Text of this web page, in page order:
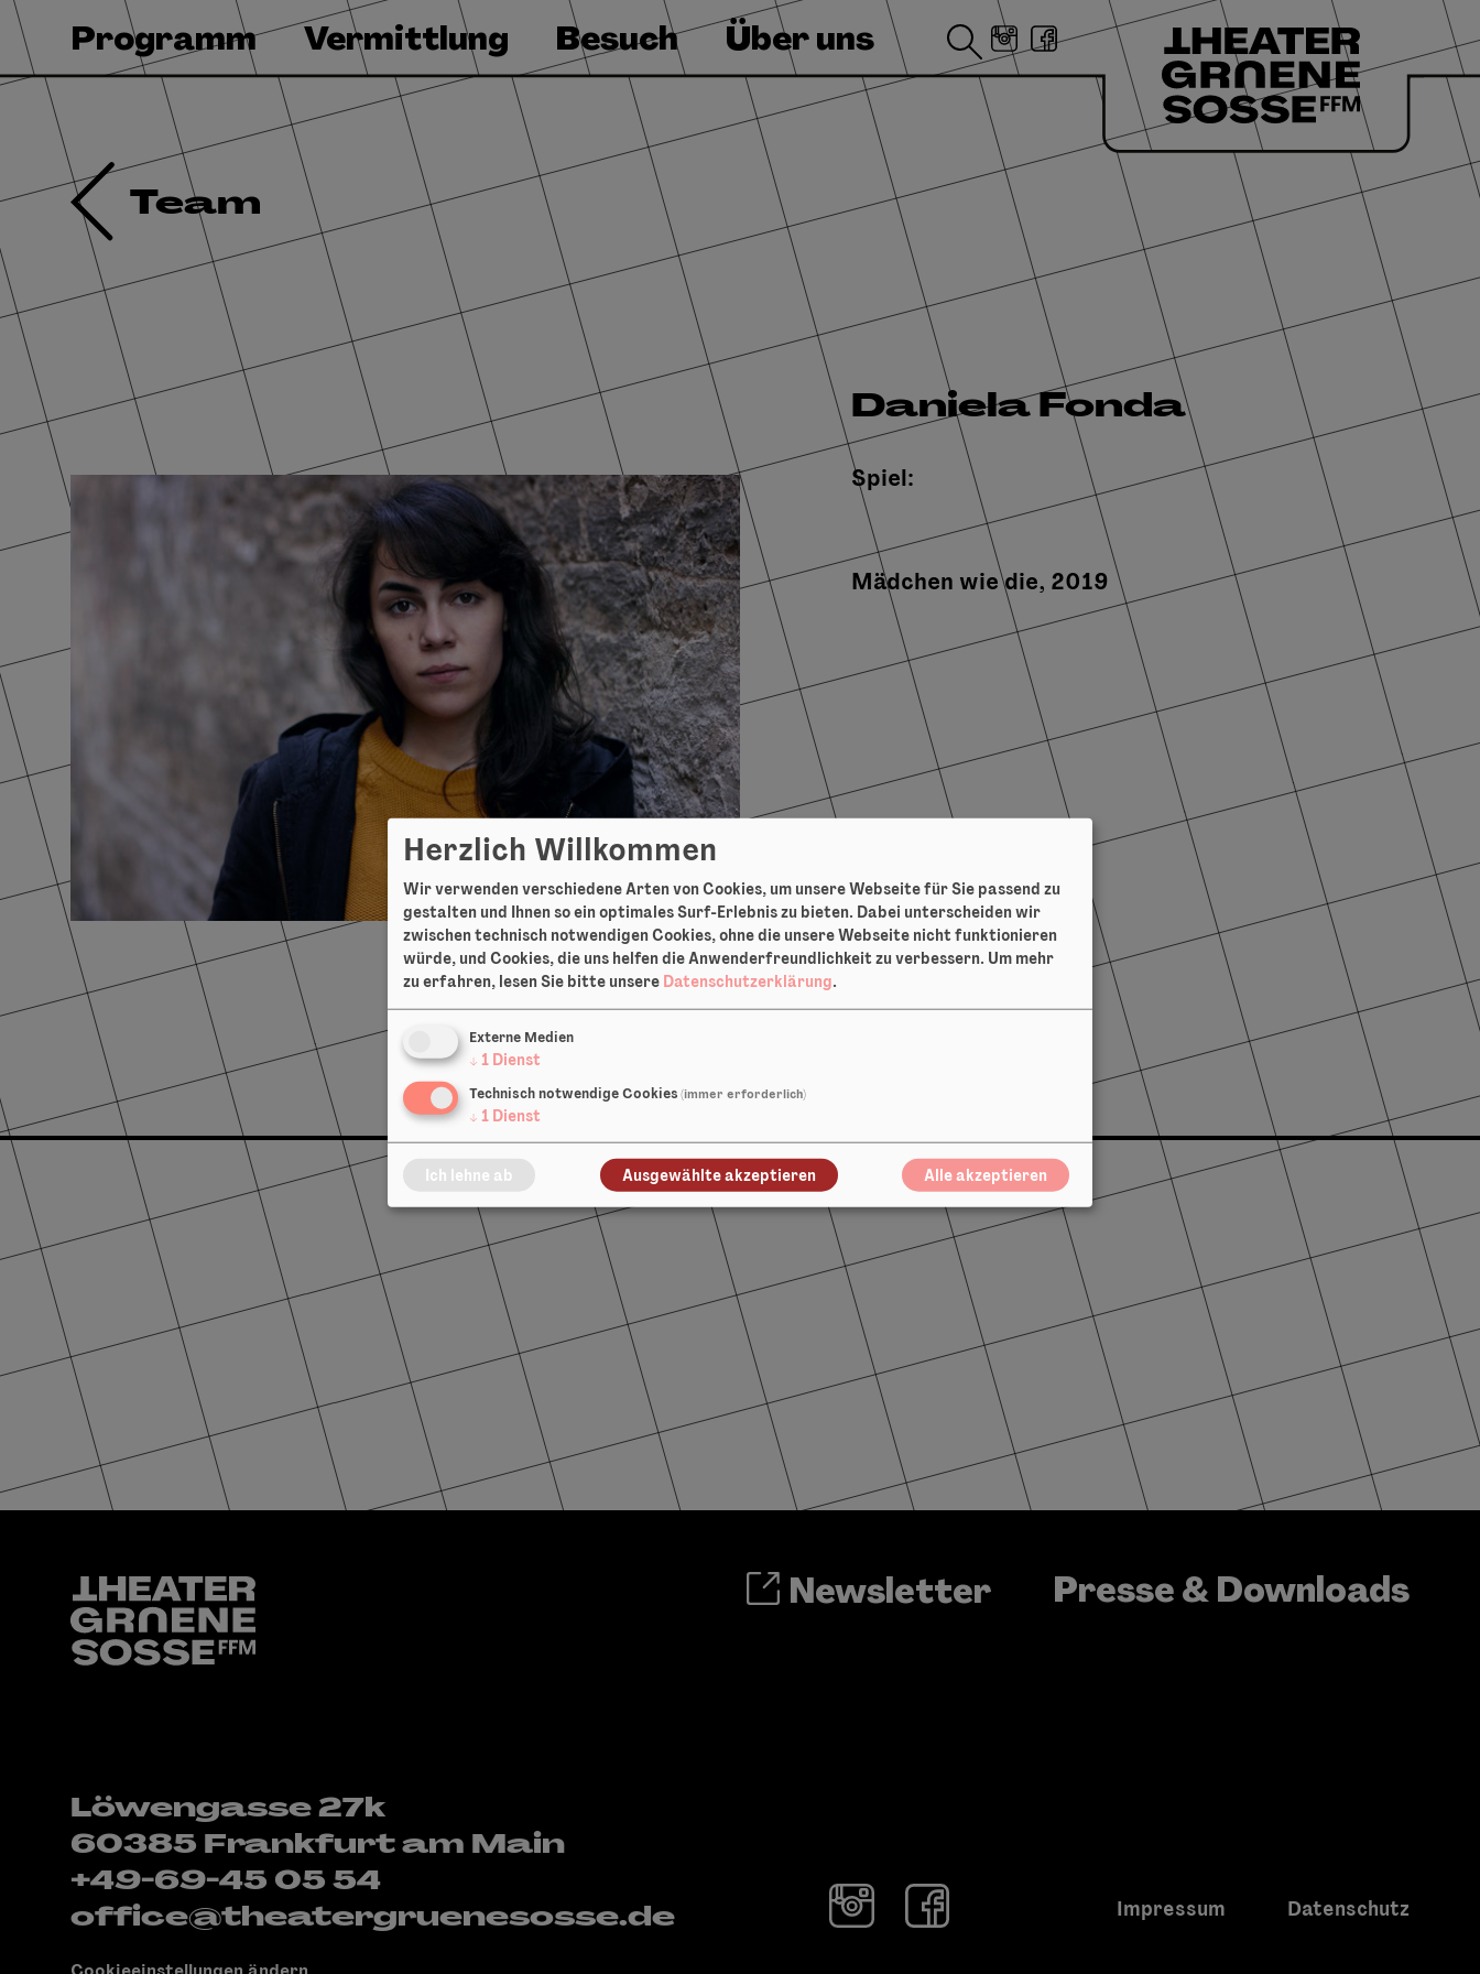
Programm Vermittlung Besuch Über uns
Team
Daniela Fonda
Spiel:
Mädchen wie die, 2019
Presse & Downloads
Newsletter
Löwengasse 27k
60385 Frankfurt am Main
+49-69-45 05 54
office@theatergruenesosse.de
Impressum Datenschutz
Herzlich Willkommen
Wir verwenden verschiedene Arten von Cookies, um unsere Webseite für Sie passend zu
gestalten und Ihnen so ein optimales Surf-Erlebnis zu bieten. Dabei unterscheiden wir
zwischen technisch notwendigen Cookies, ohne die unsere Webseite nicht funktionieren
würde, und Cookies, die uns helfen die Anwenderfreundlichkeit zu verbessern. Um mehr
zu erfahren, lesen Sie bitte unsere Datenschutzerklärung.
Externe Medien
↓ 1 Dienst
Technisch notwendige Cookies (immer erforderlich)
↓ 1 Dienst
Ich lehne ab Ausgewählte akzeptieren Alle akzeptieren